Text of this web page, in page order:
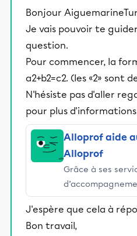
Bonjour
Je vais pouvoir te
question.
Pour commencer, la
a2+b2=c2. (les «2» sont
N'hésiste pas d'aller
pour plus
Alloprof aide
Alloprof
Grâce à ses
stimulants,
et leurs parents
éducative.
J'espère que cela à
Bon travail,